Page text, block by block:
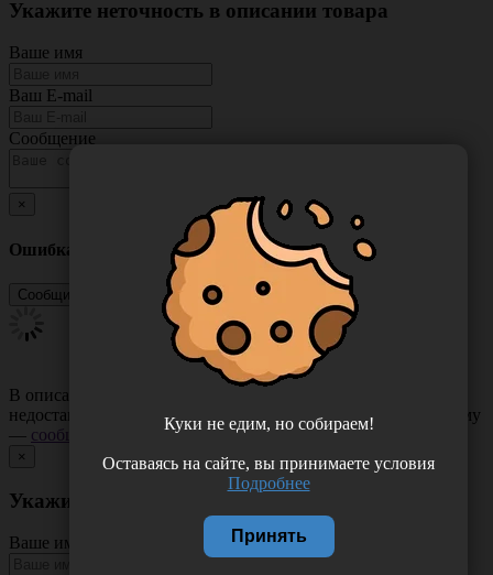
Укажите неточность в описании товара
Ваше имя
Ваш E-mail
Сообщение
×
Ошибка
В описании товара могут иметь место неточности или
недостающая информация. Если вы заметили такую проблему
— сообщите нам
×
Укажите неточность в описании товара
Ваше имя
Куки не едим, но собираем!
Оставаясь на сайте, вы принимаете условия
Подробнее
Принять